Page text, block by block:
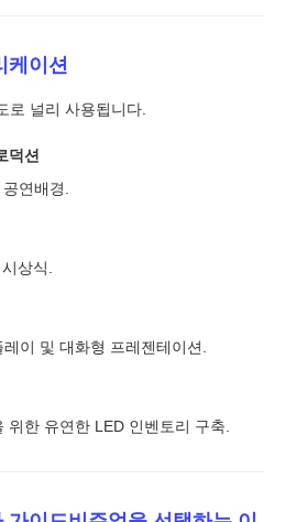
케이션
로 널리 사용됩니다.
덕션
연배경.
상식.
이 및 대화형 프레젠테이션.
위한 유연한 LED 인벤토리 구축.